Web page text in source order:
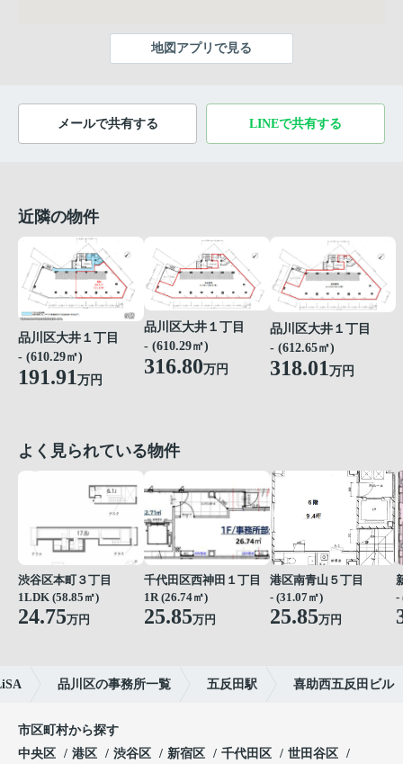
地図アプリで見る
メールで共有する LINEで共有する
近隣の物件
品川区大井１丁目
- (610.29㎡)
191.91万円
品川区大井１丁目
- (610.29㎡)
316.80万円
品川区大井１丁目
- (612.65㎡)
318.01万円
よく見られている物件
渋谷区本町３丁目
1LDK (58.85㎡)
24.75万円
千代田区西神田１丁目
1R (26.74㎡)
25.85万円
港区南青山５丁目
- (31.07㎡)
25.85万円
-
品川区の事務所一覧 五反田駅 喜助西五反田ビル
市区町村から探す
中央区
港区 渋谷区 新宿区 千代田区
世田谷区